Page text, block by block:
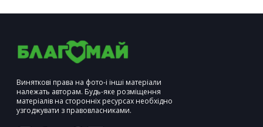
Виняткові права на фото-і інші матеріали
належать авторам. Будь-яке розміщення
матеріалів на сторонніх ресурсах необхідно
узгоджувати з правовласниками.